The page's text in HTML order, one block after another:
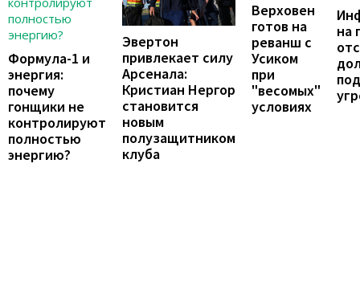
Формула-1 и
энергия:
почему
гонщики не
контролируют
полностью
энергию?
Эвертон
привлекает силу
Арсенала:
Кристиан Нергор
становится
новым
полузащитником
клуба
Верховен
готов на
реванш с
Усиком
при
"весомых"
условиях
на
под